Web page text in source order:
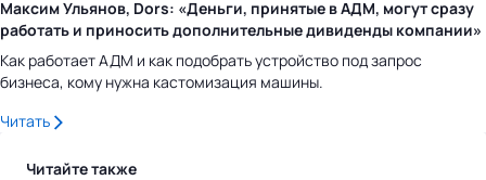
Максим Ульянов, Dors: «Деньги, принятые в АДМ, могут сразу
работать и приносить дополнительные дивиденды компании»
Как работает АДМ и как подобрать устройство под запрос
бизнеса, кому нужна кастомизация машины.
Читать
Читайте также